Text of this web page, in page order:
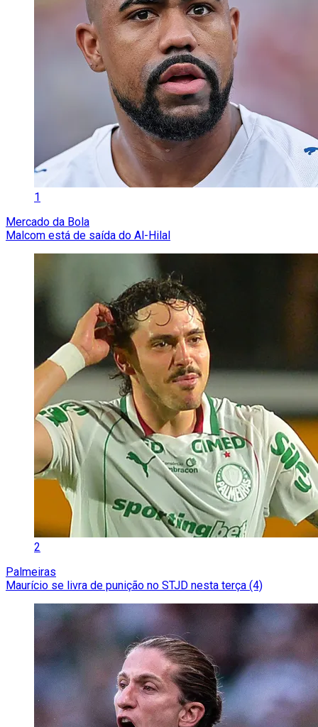
1
Mercado da Bola
Malcom está de saída do Al-Hilal
2
Palmeiras
Maurício se livra de punição no STJD nesta terça (4)